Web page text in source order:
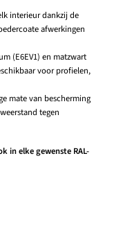
interieur dankzij de
afwerkingen
(E6EV1) en matzwart
voor profielen,
mate van bescherming
tegen
in elke gewenste RAL-